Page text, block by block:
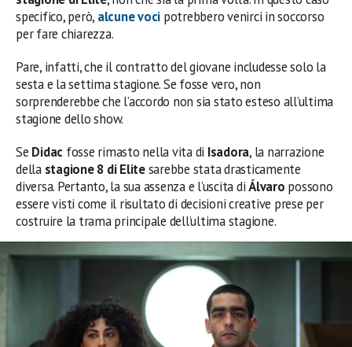
specifico, però, alcune voci potrebbero venirci in soccorso
per fare chiarezza.
Pare, infatti, che il contratto del giovane includesse solo la
sesta e la settima stagione. Se fosse vero, non
sorprenderebbe che l’accordo non sia stato esteso all’ultima
stagione dello show.
Se Didac fosse rimasto nella vita di Isadora, la narrazione
della stagione 8 di Elitesarebbe stata drasticamente
diversa. Pertanto, la sua assenza e l’uscita diÁlvaro possono
essere visti come il risultato di decisioni creative prese per
costruire la trama principale dell’ultima stagione.